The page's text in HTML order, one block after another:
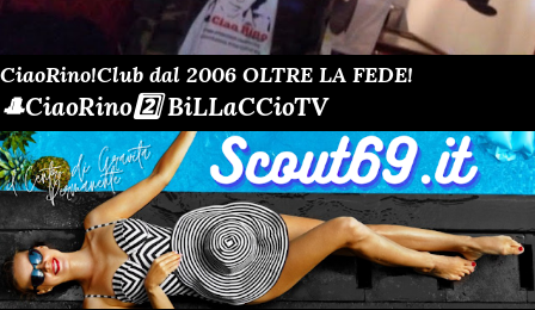
CiaoRino!Club dal 2006 OLTRE LA FEDE!
🎩CiaoRino2️⃣ BiLLaCCioTV